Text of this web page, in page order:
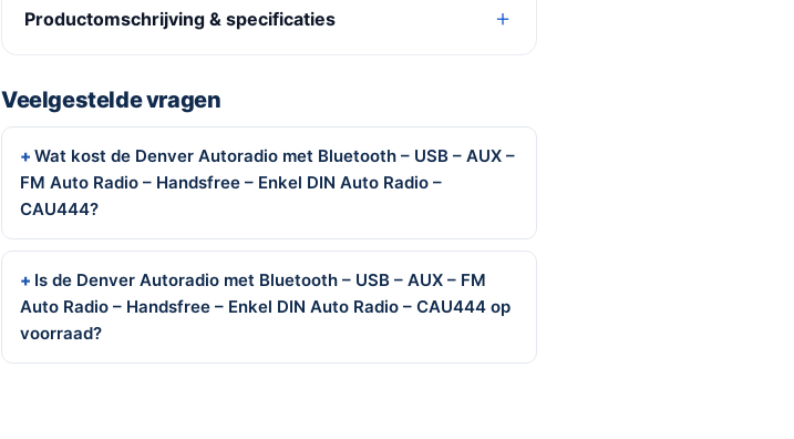
Productomschrijving & specificaties
Veelgestelde vragen
Wat kost de Denver Autoradio met Bluetooth – USB – AUX –
FM Auto Radio – Handsfree – Enkel DIN Auto Radio –
CAU444?
Is de Denver Autoradio met Bluetooth – USB – AUX – FM
Auto Radio – Handsfree – Enkel DIN Auto Radio – CAU444 op
voorraad?